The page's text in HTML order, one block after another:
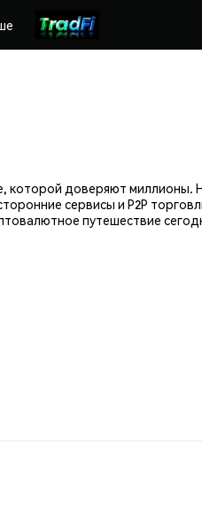
которой доверяют
сервисы и P2P
путешествие